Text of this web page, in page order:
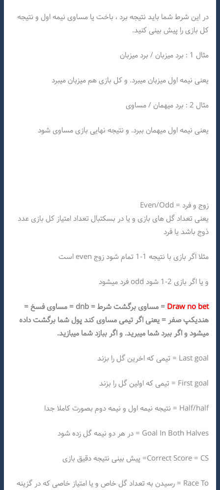
در این شرط شما باید نتیجه برد ، باخت یا مساوی نیمه اول و نتیجه
کل بازی را پیش بینی کنید.
مثال 1 : برد میزبان / برد میزبان
یعنی نیمه اول میزبان میبرد. و کل بازی هم میزبان میبرد
مثال 2 : برد میهمان / مساوی
یعنی نیمه اول میهمان ببرد. و نتیجه نهایی بازی مساوی شود
زوج و فرد = Even/Odd
یعنی تعداد گل های بازی و یا در بسکتبال تعداد امتیاز کل بازی عدد
ذوج باشد یا فرد
مثلا اگر بازی با نتیجه 1-1 تمام شود زوج even است
و یا اگر بازی 2-1 شود odd فرد میشود
Draw no bet
= مساوی برگشت شرط = dnb = مساوی فسخ =
هندیکپ صفر = یعنی اگر تیمی مساوی کند پول شما برگشت داده
میشود و اگر ببرد شما میبرید. و اگر ببازد شما میبازید.
Last goal = تیمی که اخرین گل را بزند
First goal = تیمی که اولین گل را بزند
Half/half = نتیجه نیمه اول و نیمه دوم بصورت کاملا جدا
Goal In Both Halves = در هر دو نیمه گل زده شود
Correct Score = CS= پیش بینی نتیجه دقیق بازی
Race To = رسیدن به تعداد گل خاص و یا امتیاز خاصی که در گزینه